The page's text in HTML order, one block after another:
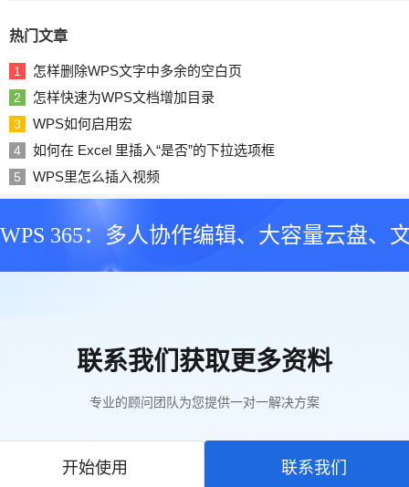
热门文章
1 怎样删除WPS文字中多余的空白页
2 怎样快速为WPS文档增加目录
3 WPS如何启用宏
4 如何在 Excel 里插入“是否”的下拉选项框
5 WPS里怎么插入视频
WPS 365：多人协作编辑、大容量云盘、
联系我们获取更多资料
专业的顾问团队为您提供一对一解决方案
开始使用 联系我们